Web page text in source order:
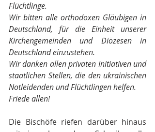
Flüchtlinge.
Wir bitten alle orthodoxen Gläubigen in
Deutschland, für die Einheit unserer
Kirchengemeinden und Diözesen in
Deutschland einzustehen.
Wir danken allen privaten Initiativen und
staatlichen Stellen, die den ukrainischen
Notleidenden und Flüchtlingen helfen.
Friede allen!
Die Bischöfe riefen darüber hinaus